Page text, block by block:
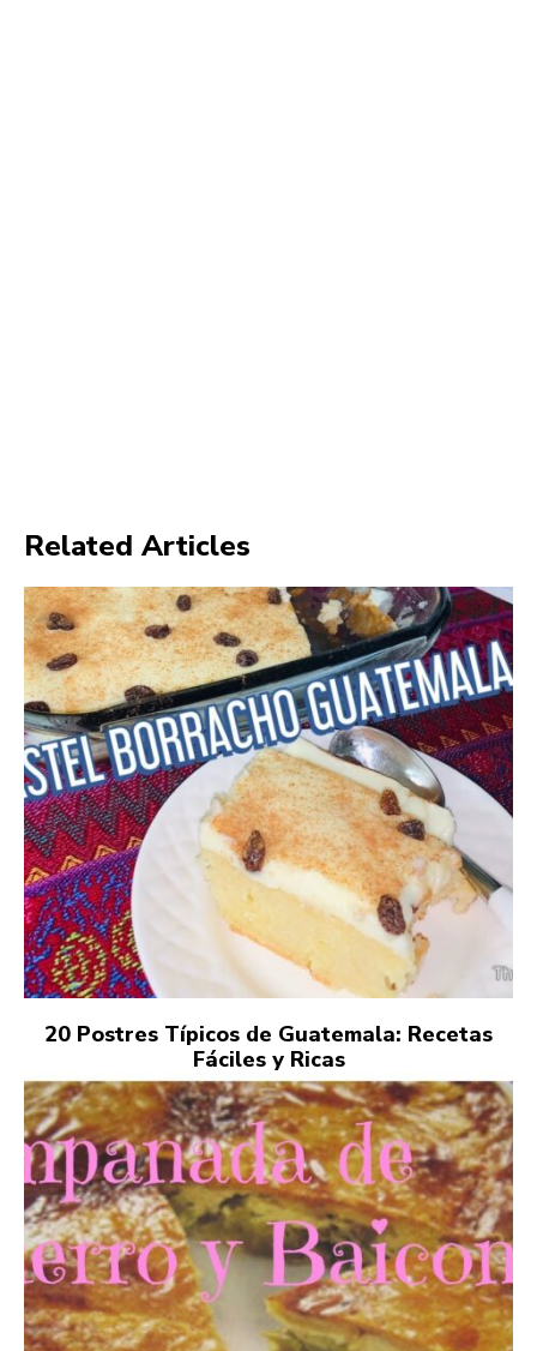
Related Articles
20 Postres Típicos de Guatemala: Recetas
Fáciles y Ricas